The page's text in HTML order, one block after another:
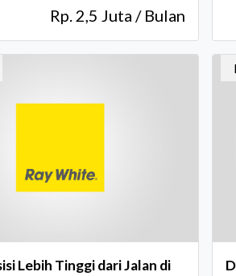
Rp. 2,5 Juta / Bulan
Lebih Tinggi dari Jalan di